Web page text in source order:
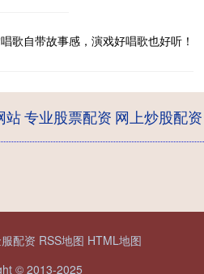
歌自带故事感，演戏好唱歌也好听！
站专业股票配资 网上炒股配资
配资 RSS地图 HTML地图
© 2013-2025